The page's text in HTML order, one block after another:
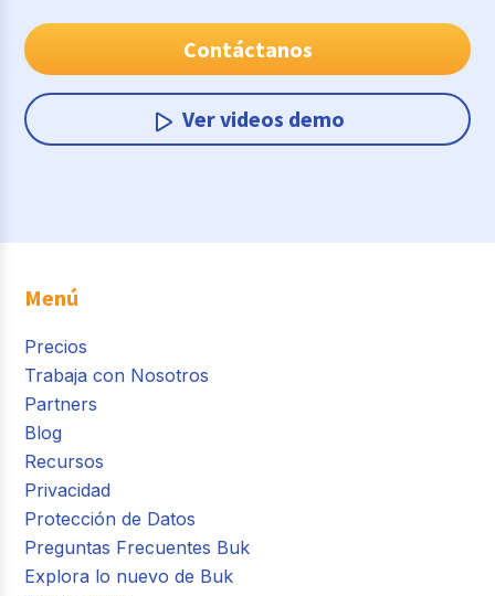
Contáctanos
Ver videos demo
Menú
Precios
Trabaja con Nosotros
Partners
Blog
Recursos
Privacidad
Protección de Datos
Preguntas Frecuentes Buk
Explora lo nuevo de Buk